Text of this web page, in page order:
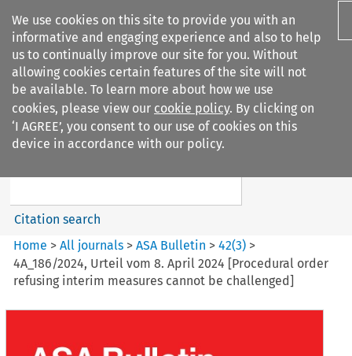
We use cookies on this site to provide you with an
informative and engaging experience and also to help
us to continually improve our site for you. Without
allowing cookies certain features of the site will not
be available. To learn more about how we use
cookies, please view our cookie policy. By clicking on
‘I AGREE’, you consent to our use of cookies on this
device in accordance with our policy.
Search filters
ASA Bulletin
Citation search
Home >All journals >ASA Bulletin >42(3) >
4A_186/2024, Urteil vom 8. April 2024 [Procedural order
refusing interim measures cannot be challenged]